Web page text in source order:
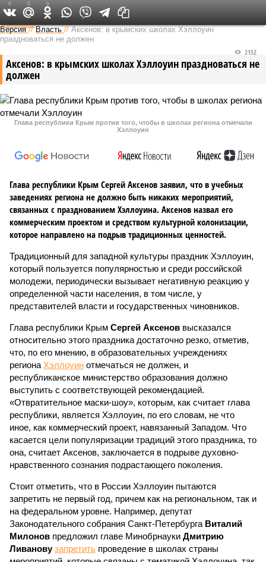
Федеральный выпуск
Версия //Власть //Аксенов: в крымских школах Хэллоуин
праздноваться не должен
Аксенов: в крымских школах Хэллоуин праздноваться не
должен
2152
Глава республики Крым против того, чтобы в школах региона отмечали
Хэллоуин
Глава республики Крым Сергей Аксенов заявил, что в учебных
заведениях региона не должно быть никаких мероприятий,
связанных с празднованием Хэллоуина. Аксенов назвал его
коммерческим проектом и средством культурной колонизации,
которое направлено на подрыв традиционных ценностей.
Традиционный для западной культуры праздник Хэллоуин,
который пользуется популярностью и среди российской
молодежи, периодически вызывает негативную реакцию у
определенной части населения, в том числе, у
представителей власти и государственных чиновников.
Глава республики Крым Сергей Аксенов высказался
относительно этого праздника достаточно резко, отметив,
что, по его мнению, в образовательных учреждениях
региона Хэллоуин отмечаться не должен, и
республиканское министерство образования должно
выступить с соответствующей рекомендацией.
«Отвратительное маски-шоу», которым, как считает глава
республики, является Хэллоуин, по его словам, не что
иное, как коммерческий проект, навязанный Западом. Что
касается цели популяризации традиций этого праздника, то
она, считает Аксенов, заключается в подрыве духовно-
нравственного сознания подрастающего поколения.
Стоит отметить, что в России Хэллоуин пытаются
запретить не первый год, причем как на региональном, так и
на федеральном уровне. Например, депутат
Законодательного собрания Санкт-Петербурга Виталий
Милонов предложил главе Минобрнауки Дмитрию
Ливанову запретить проведение в школах страны
0 0 0